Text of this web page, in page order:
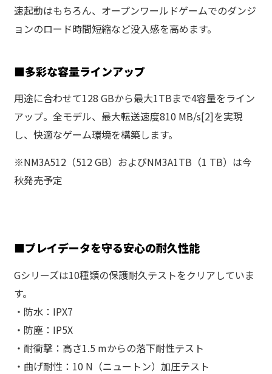
速起動はもちろん、オープンワールドゲームでのダンジ
ョンのロード時間短縮など没入感を高めます。
■多彩な容量ラインアップ
用途に合わせて128 GBから最大1TBまで4容量をライン
アップ。全モデル、最大転送速度810 MB/s[2]を実現
し、快適なゲーム環境を構築します。
※NM3A512（512 GB）およびNM3A1TB（1 TB）は今
秋発売予定
■プレイデータを守る安心の耐久性能
Gシリーズは10種類の保護耐久テストをクリアしていま
す。
・防水：IPX7
・防塵：IP5X
・耐衝撃：高さ1.5 mからの落下耐性テスト
・曲げ耐性：10 N（ニュートン）加圧テスト